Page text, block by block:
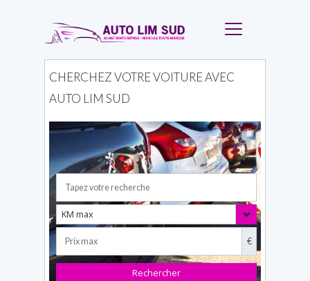
CHERCHEZ VOTRE VOITURE AVEC
AUTO LIM SUD
KM max
Toggle
€
Rechercher